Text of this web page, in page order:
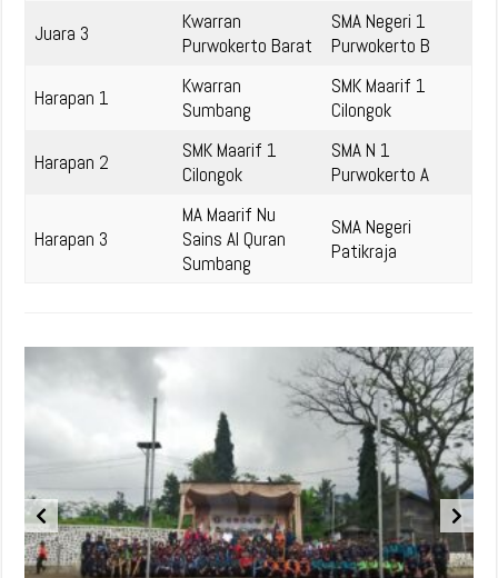
Juara 3
Kwarran
Purwokerto Barat
SMA Negeri 1
Purwokerto B
Harapan 1
Kwarran
Sumbang
SMK Maarif 1
Cilongok
Harapan 2
SMK Maarif 1
Cilongok
SMA N 1
Purwokerto A
Harapan 3
MA Maarif Nu
Sains Al Quran
Sumbang
SMA Negeri
Patikraja